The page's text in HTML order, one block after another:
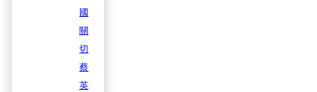
國
關
切
蔡
英